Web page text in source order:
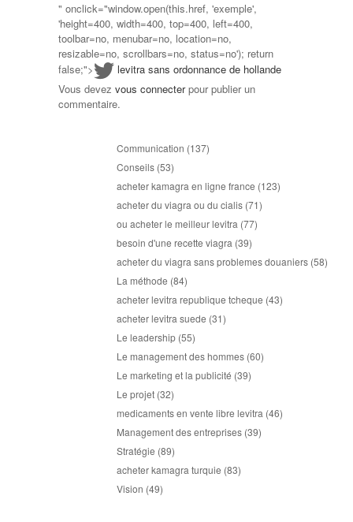
" onclick="window.open(this.href, 'exemple',
'height=400, width=400, top=400, left=400,
toolbar=no, menubar=no, location=no,
resizable=no, scrollbars=no, status=no'); return
false;">
levitra sans ordonnance de hollande
Vous devez vous connecterpour publier un
commentaire.
Communication (137)
Conseils (53)
acheter kamagra en ligne france (123)
acheter du viagra ou du cialis (71)
ou acheter le meilleur levitra (77)
besoin d'une recette viagra (39)
acheter du viagra sans problemes douaniers (58)
La méthode (84)
acheter levitra republique tcheque (43)
acheter levitra suede (31)
Le leadership (55)
Le management des hommes (60)
Le marketing et la publicité (39)
Le projet (32)
medicaments en vente libre levitra (46)
Management des entreprises (39)
Stratégie (89)
acheter kamagra turquie (83)
Vision (49)